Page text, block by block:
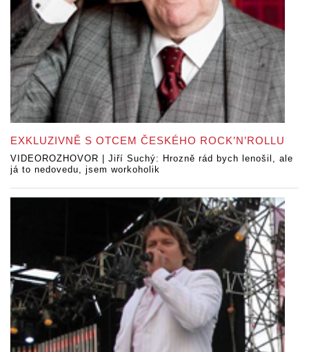
EXKLUZIVNĚ S OTCEM ČESKÉHO ROCK’N’ROLLU
VIDEOROZHOVOR | Jiří Suchý: Hrozně rád bych lenošil, ale
já to nedovedu, jsem workoholik